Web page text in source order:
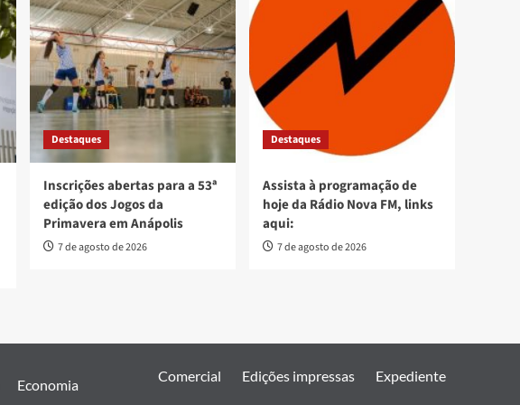
Destaques
Inscrições abertas para a 53ª
edição dos Jogos da
Primavera em Anápolis
7 de agosto de 2026
Destaques
Assista à programação de
hoje da Rádio Nova FM, links
aqui:
7 de agosto de 2026
Economia
Comercial Edições impressas Expediente